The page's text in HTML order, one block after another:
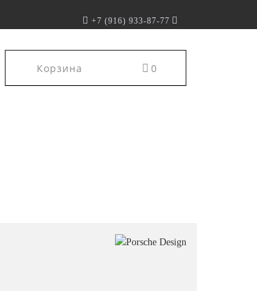
+7 (916) 933-87-77
Корзина 0